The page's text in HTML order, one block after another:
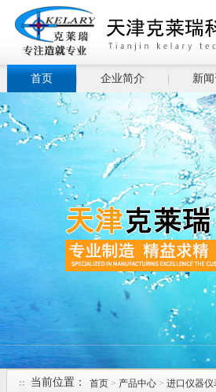
首页 企业简介 新
当前位置： 首页 > 产品中心 > 进口仪器仪